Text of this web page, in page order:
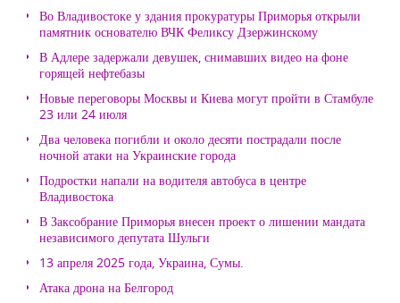
Во Владивостоке у здания прокуратуры Приморья открыли
памятник основателю ВЧК Феликсу Дзержинскому
В Адлере задержали девушек, снимавших видео на фоне
горящей нефтебазы
Новые переговоры Москвы и Киева могут пройти в Стамбуле
23 или 24 июля
Два человека погибли и около десяти пострадали после
ночной атаки на Украинские города
Подростки напали на водителя автобуса в центре
Владивостока
В Заксобрание Приморья внесен проект о лишении мандата
независимого депутата Шульги
13 апреля 2025 года, Украина, Сумы.
Атака дрона на Белгород